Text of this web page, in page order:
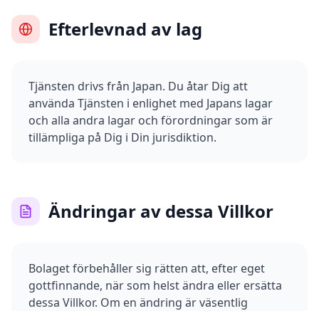
Efterlevnad av lag
Tjänsten drivs från Japan. Du åtar Dig att
använda Tjänsten i enlighet med Japans lagar
och alla andra lagar och förordningar som är
tillämpliga på Dig i Din jurisdiktion.
Ändringar av dessa Villkor
Bolaget förbehåller sig rätten att, efter eget
gottfinnande, när som helst ändra eller ersätta
dessa Villkor. Om en ändring är väsentlig